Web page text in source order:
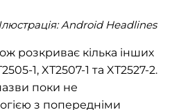
Android Headlines
розкриває кілька інших
1, XT2507-1 та XT2527-2.
поки не
з попередніми